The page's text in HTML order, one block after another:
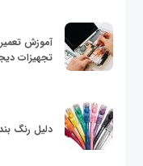
آموزش
تجهیزات
دلیل رنگ